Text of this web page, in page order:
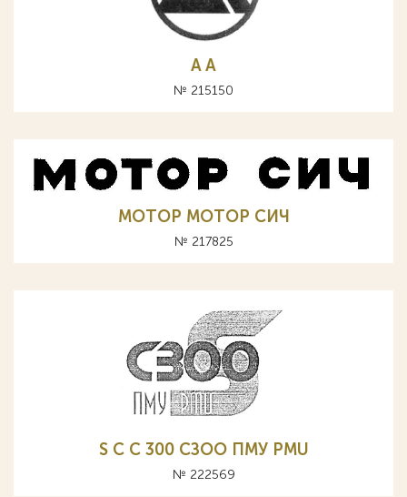
A А
№ 215150
MOTOP МОТОР СИЧ
№ 217825
S C С 300 СЗОО ПМУ PMU
№ 222569